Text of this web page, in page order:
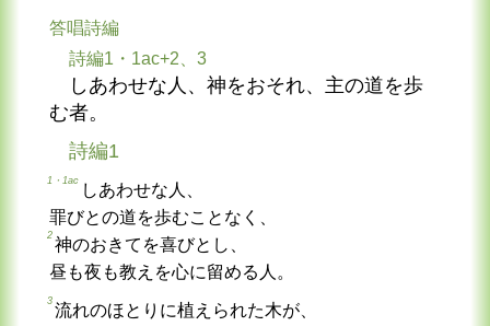
答唱詩編
詩編1・1ac+2、3
しあわせな人、神をおそれ、主の道を歩
む者。
詩編1
1・1ac
しあわせな人、
罪びとの道を歩むことなく、
2
神のおきてを喜びとし、
昼も夜も教えを心に留める人。
3
流れのほとりに植えられた木が、